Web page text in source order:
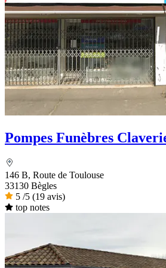
Pompes Funèbres
146 B, Route de Toulouse
33130 Bègles
5 /5 (19 avis)
top notes